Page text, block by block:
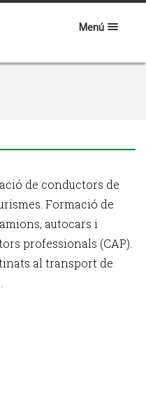
Menú
de conductors de
Formació de
autocars i
professionals (CAP).
al transport de